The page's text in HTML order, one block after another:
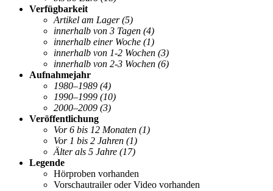
Verfügbarkeit
Artikel am Lager (5)
innerhalb von 3 Tagen (4)
innerhalb einer Woche (1)
innerhalb von 1-2 Wochen (3)
innerhalb von 2-3 Wochen (6)
Aufnahmejahr
1980–1989 (4)
1990–1999 (10)
2000–2009 (3)
Veröffentlichung
Vor 6 bis 12 Monaten (1)
Vor 1 bis 2 Jahren (1)
Älter als 5 Jahre (17)
Legende
Hörproben vorhanden
Vorschautrailer oder Video vorhanden